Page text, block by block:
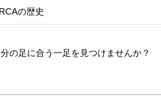
の歴史
の足に合う一足を見つけませんか？